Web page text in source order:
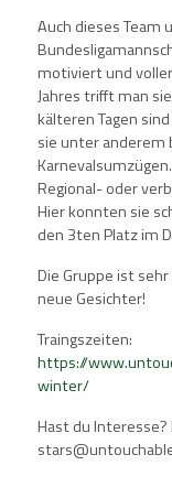
Auch dieses
motiviert und
Jahres trifft man
kälteren Tagen
sie unter anderem
Regional- oder
Hier konnten sie
den 3ten Platz im
Die Gruppe ist
neue Gesichter!
Traingszeiten:
https://
winter/
Hast du Interesse?